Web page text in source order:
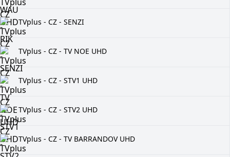
TVplus - CZ - SENZI
TVplus - CZ - TV NOE UHD
TVplus - CZ - STV1 UHD
TVplus - CZ - STV2 UHD
TVplus - CZ - TV BARRANDOV UHD